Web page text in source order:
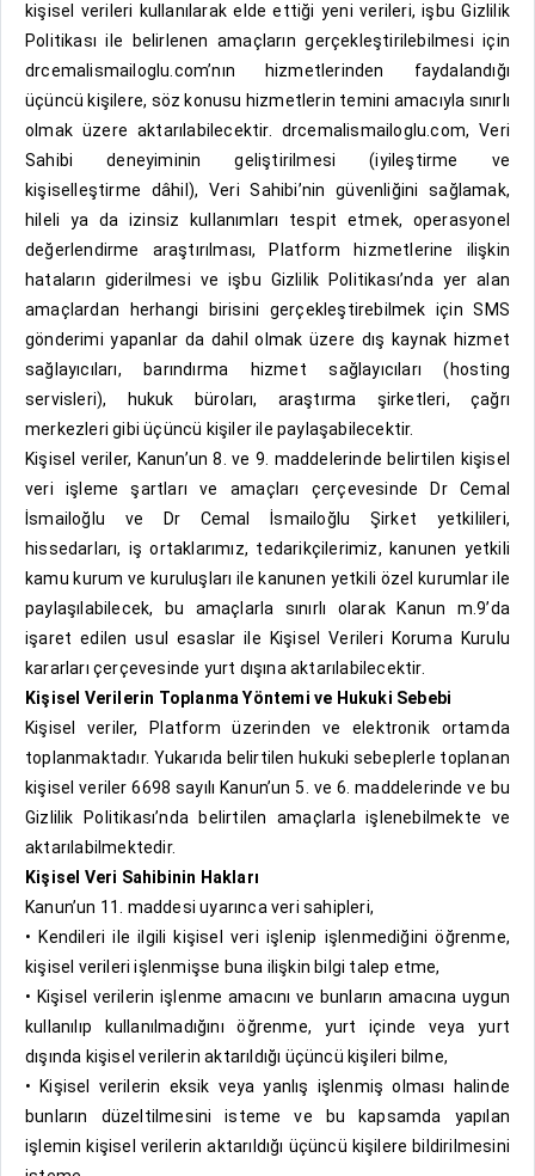
kişisel verileri kullanılarak elde ettiği yeni verileri, işbu Gizlilik
Politikası ile belirlenen amaçların gerçekleştirilebilmesi için
drcemalismailoglu.com’nın hizmetlerinden faydalandığı
üçüncü kişilere, söz konusu hizmetlerin temini amacıyla sınırlı
olmak üzere aktarılabilecektir. drcemalismailoglu.com, Veri
Sahibi deneyiminin geliştirilmesi (iyileştirme ve
kişiselleştirme dâhil), Veri Sahibi’nin güvenliğini sağlamak,
hileli ya da izinsiz kullanımları tespit etmek, operasyonel
değerlendirme araştırılması, Platform hizmetlerine ilişkin
hataların giderilmesi ve işbu Gizlilik Politikası’nda yer alan
amaçlardan herhangi birisini gerçekleştirebilmek için SMS
gönderimi yapanlar da dahil olmak üzere dış kaynak hizmet
sağlayıcıları, barındırma hizmet sağlayıcıları (hosting
servisleri), hukuk büroları, araştırma şirketleri, çağrı
merkezleri gibi üçüncü kişiler ile paylaşabilecektir.
Kişisel veriler, Kanun’un 8. ve 9. maddelerinde belirtilen kişisel
veri işleme şartları ve amaçları çerçevesinde Dr Cemal
İsmailoğlu ve Dr Cemal İsmailoğlu Şirket yetkilileri,
hissedarları, iş ortaklarımız, tedarikçilerimiz, kanunen yetkili
kamu kurum ve kuruluşları ile kanunen yetkili özel kurumlar ile
paylaşılabilecek, bu amaçlarla sınırlı olarak Kanun m.9’da
işaret edilen usul esaslar ile Kişisel Verileri Koruma Kurulu
kararları çerçevesinde yurt dışına aktarılabilecektir.
Kişisel Verilerin Toplanma Yöntemi ve Hukuki Sebebi
Kişisel veriler, Platform üzerinden ve elektronik ortamda
toplanmaktadır. Yukarıda belirtilen hukuki sebeplerle toplanan
kişisel veriler 6698 sayılı Kanun’un 5. ve 6. maddelerinde ve bu
Gizlilik Politikası’nda belirtilen amaçlarla işlenebilmekte ve
aktarılabilmektedir.
Kişisel Veri Sahibinin Hakları
Kanun’un 11. maddesi uyarınca veri sahipleri,
• Kendileri ile ilgili kişisel veri işlenip işlenmediğini öğrenme,
kişisel verileri işlenmişse buna ilişkin bilgi talep etme,
• Kişisel verilerin işlenme amacını ve bunların amacına uygun
kullanılıp kullanılmadığını öğrenme, yurt içinde veya yurt
dışında kişisel verilerin aktarıldığı üçüncü kişileri bilme,
• Kişisel verilerin eksik veya yanlış işlenmiş olması halinde
bunların düzeltilmesini isteme ve bu kapsamda yapılan
işlemin kişisel verilerin aktarıldığı üçüncü kişilere bildirilmesini